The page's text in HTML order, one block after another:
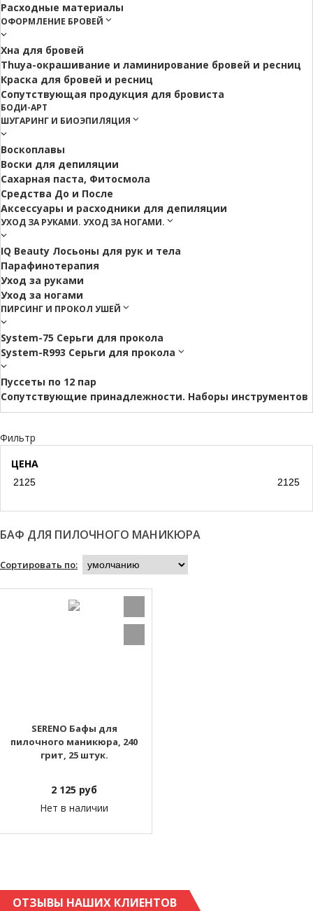
Расходные материалы
ОФОРМЛЕНИЕ БРОВЕЙ
Хна для бровей
Thuya-окрашивание и ламинирование бровей и ресниц
Краска для бровей и ресниц
Сопутствующая продукция для бровиста
БОДИ-АРТ
ШУГАРИНГ И БИОЭПИЛЯЦИЯ
Воскоплавы
Воски для депиляции
Сахарная паста, Фитосмола
Средства До и После
Аксессуары и расходники для депиляции
УХОД ЗА РУКАМИ. УХОД ЗА НОГАМИ.
IQ Beauty Лосьоны для рук и тела
Парафинотерапия
Уход за руками
Уход за ногами
ПИРСИНГ И ПРОКОЛ УШЕЙ
System-75 Серьги для прокола
System-R993 Серьги для прокола
Пуссеты по 12 пар
Cопутствующие принадлежности. Наборы инструментов
Фильтр
ЦЕНА
БАФ ДЛЯ ПИЛОЧНОГО МАНИКЮРА
Сортировать по:
SERENO Бафы для
пилочного маникюра, 240
грит, 25 штук.
2 125 руб
Нет в наличии
ОТЗЫВЫ НАШИХ КЛИЕНТОВ